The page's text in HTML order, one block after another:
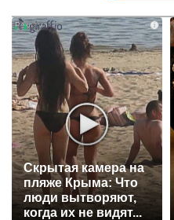
i
Скрытая камера на
пляже Крыма: Что
люди вытворяют,
когда их не видят...